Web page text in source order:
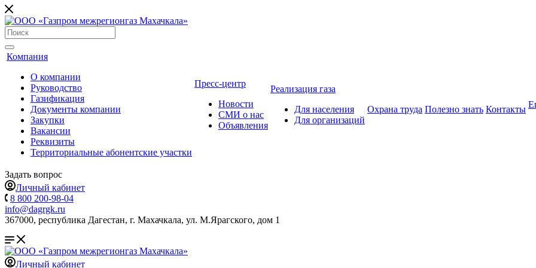
Компания
О компании
Руководство
Газификация
Документы компании
Закупки
Вакансии
Реквизиты
Территориальные абонентские участки
Пресс-центр
Новости
СМИ о нас
Объявления
Реализация газа
Для населения
Для организаций
Охрана труда Полезно знать Контакты
Задать вопрос
Личный кабинет
8 800 200-98-04
info@dagrgk.ru
367000, республика Дагестан, г. Махачкала, ул. М.Ярагского, дом 1
Личный кабинет